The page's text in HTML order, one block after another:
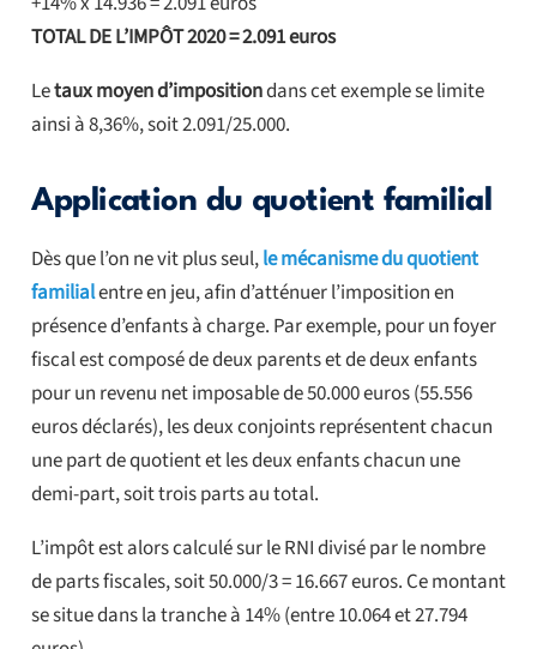
TOTAL DE L’IMPÔT 2020 =2.091 euros
Letaux moyen d’impositiondans cet exemple se limite
ainsi à 8,36%, soit 2.091/25.000.
Application du quotient familial
Dès que l’on ne vit plus seul,le mécanisme du quotient
familialentre en jeu, afin d’atténuer l’imposition en
présence d’enfants à charge. Par exemple, pour un foyer
fiscal est composé de deux parents et de deux enfants
pour un revenu net imposable de 50.000 euros (55.556
euros déclarés), les deux conjoints représentent chacun
une part de quotient et les deux enfants chacun une
demi-part, soit trois parts au total.
L’impôt est alors calculé sur le RNI divisé par le nombre
de parts fiscales, soit 50.000/3 = 16.667 euros. Ce montant
se situe dans la tranche à 14% (entre 10.064 et 27.794